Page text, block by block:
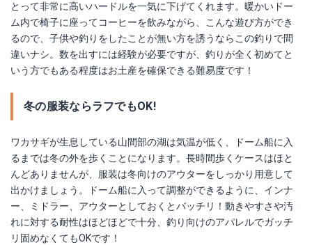
とって非常に高いハードルを一気に下げてくれます。暖かいドー
ム内で椅子に座ってコーヒーを飲みながら、こんな遊び方ができ
るので、子供や釣りをしたことが無い方を誘うならこの釣りで間
違いナシ。数を出すには経験が必要ですが、釣りが全く初めてと
いう方でもある程度はお土産を確保できる難易度です！
冬の服装ならラフでもOK!
ワカサギが生息している山間部の湖は気温が低く、ドーム船に入
るまでは冬の外を歩くことになります。長時間歩くケースはほと
んどありませんが、服装は冬向けのアウターをしっかり用意して
出かけましょう。ドーム船に入って調整ができるように、インナ
ー、ミドラー、アウターとしておくとバッチリ！動きやすさや汚
れに対する耐性はほどほどで十分、釣り向けのアパレルでガッチ
リ固めなくてもOKです！